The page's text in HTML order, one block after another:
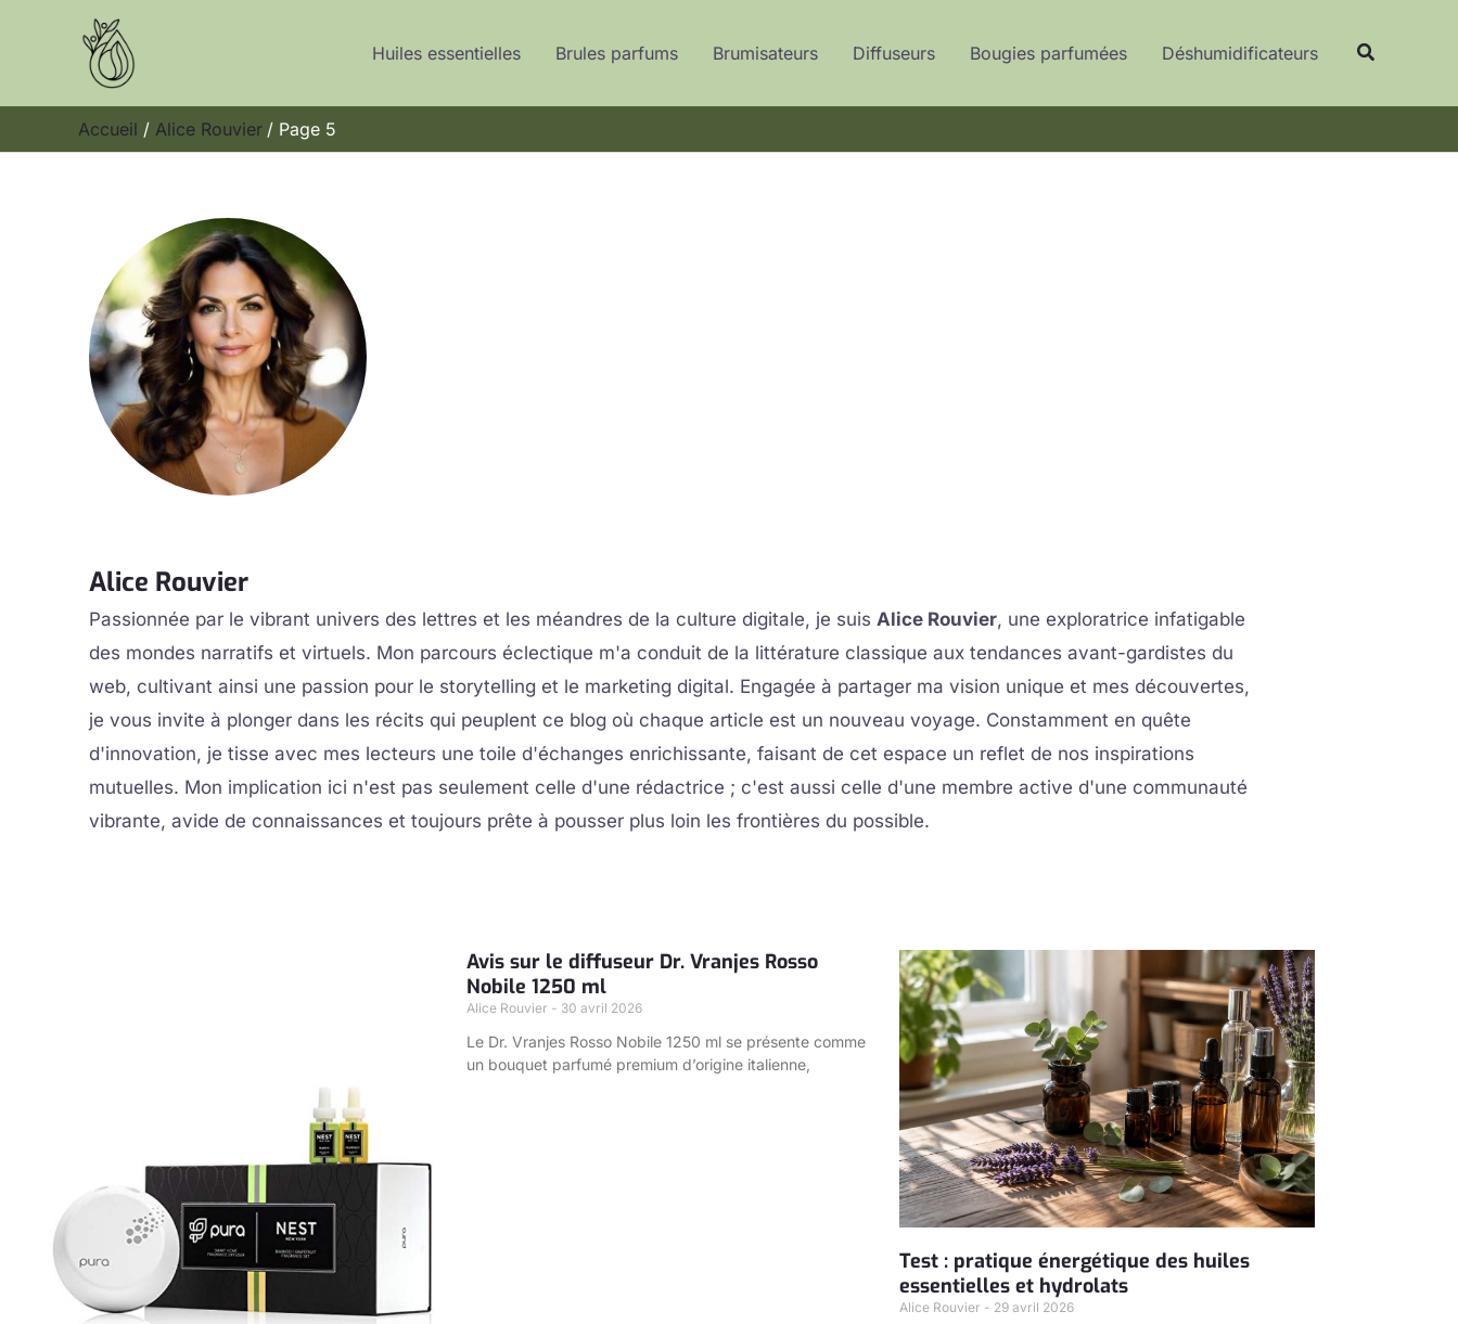
Huiles essentielles Brules parfums Brumisateurs Diffuseurs Bougies parfumées Déshumidificateurs
Accueil Alice Rouvier Page 5
Alice Rouvier
Passionnée par le vibrant univers des lettres et les méandres de la culture digitale, je suis Alice Rouvier, une exploratrice infatigable
des mondes narratifs et virtuels. Mon parcours éclectique m'a conduit de la littérature classique aux tendances avant-gardistes du
web, cultivant ainsi une passion pour le storytelling et le marketing digital. Engagée à partager ma vision unique et mes découvertes,
je vous invite à plonger dans les récits qui peuplent ce blog où chaque article est un nouveau voyage. Constamment en quête
d'innovation, je tisse avec mes lecteurs une toile d'échanges enrichissante, faisant de cet espace un reflet de nos inspirations
mutuelles. Mon implication ici n'est pas seulement celle d'une rédactrice ; c'est aussi celle d'une membre active d'une communauté
vibrante, avide de connaissances et toujours prête à pousser plus loin les frontières du possible.
Avis sur le diffuseur Dr. Vranjes Rosso
Nobile 1250 ml
Alice Rouvier 30 avril 2026
Le Dr. Vranjes Rosso Nobile 1250 ml se présente comme
un bouquet parfumé premium d’origine italienne,
Test : pratique énergétique des huiles
essentielles et hydrolats
Alice Rouvier 29 avril 2026